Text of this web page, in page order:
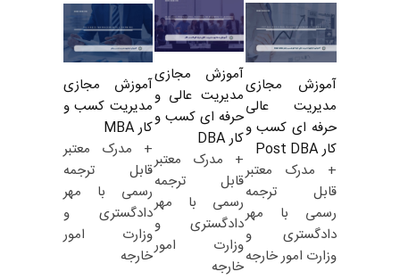
آموزش مجازی
مدیریت عالی
حرفه ای کسب و
کار Post DBA
+ مدرک معتبر
قابل ترجمه
رسمی با مهر
دادگستری و
وزارت امور خارجه
آموزش مجازی
مدیریت عالی و
حرفه ای کسب و
کار DBA
+ مدرک معتبر
قابل ترجمه
رسمی با مهر
دادگستری و
وزارت امور
خارجه
آموزش مجازی
مدیریت کسب و
کار MBA
+ مدرک معتبر
قابل ترجمه
رسمی با مهر
دادگستری و
وزارت امور
خارجه